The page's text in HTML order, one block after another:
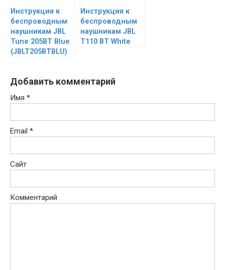
Инструкция к
беспроводным
наушникам JBL
Tune 205BT Blue
(JBLT205BTBLU)
Инструкция к
беспроводным
наушникам JBL
T110 BT White
Добавить комментарий
Имя *
Email *
Сайт
Комментарий